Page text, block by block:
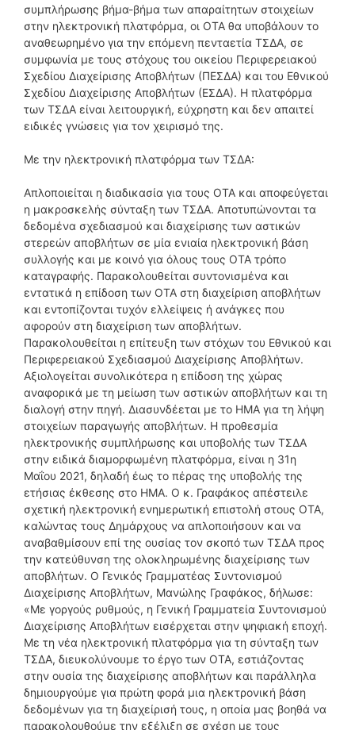
συμπλήρωσης βήμα-βήμα των απαραίτητων στοιχείων
στην ηλεκτρονική πλατφόρμα, οι ΟΤΑ θα υποβάλουν το
αναθεωρημένο για την επόμενη πενταετία ΤΣΔΑ, σε
συμφωνία με τους στόχους του οικείου Περιφερειακού
Σχεδίου Διαχείρισης Αποβλήτων (ΠΕΣΔΑ) και του Εθνικού
Σχεδίου Διαχείρισης Αποβλήτων (ΕΣΔΑ). Η πλατφόρμα
των ΤΣΔΑ είναι λειτουργική, εύχρηστη και δεν απαιτεί
ειδικές γνώσεις για τον χειρισμό της.
Με την ηλεκτρονική πλατφόρμα των ΤΣΔΑ:
Απλοποιείται η διαδικασία για τους ΟΤΑ και αποφεύγεται
η μακροσκελής σύνταξη των ΤΣΔΑ. Αποτυπώνονται τα
δεδομένα σχεδιασμού και διαχείρισης των αστικών
στερεών αποβλήτων σε μία ενιαία ηλεκτρονική βάση
συλλογής και με κοινό για όλους τους ΟΤΑ τρόπο
καταγραφής. Παρακολουθείται συντονισμένα και
εντατικά η επίδοση των ΟΤΑ στη διαχείριση αποβλήτων
και εντοπίζονται τυχόν ελλείψεις ή ανάγκες που
αφορούν στη διαχείριση των αποβλήτων.
Παρακολουθείται η επίτευξη των στόχων του Εθνικού και
Περιφερειακού Σχεδιασμού Διαχείρισης Αποβλήτων.
Αξιολογείται συνολικότερα η επίδοση της χώρας
αναφορικά με τη μείωση των αστικών αποβλήτων και τη
διαλογή στην πηγή. Διασυνδέεται με το ΗΜΑ για τη λήψη
στοιχείων παραγωγής αποβλήτων. Η προθεσμία
ηλεκτρονικής συμπλήρωσης και υποβολής των ΤΣΔΑ
στην ειδικά διαμορφωμένη πλατφόρμα, είναι η 31η
Μαΐου 2021, δηλαδή έως το πέρας της υποβολής της
ετήσιας έκθεσης στο ΗΜΑ. Ο κ. Γραφάκος απέστειλε
σχετική ηλεκτρονική ενημερωτική επιστολή στους ΟΤΑ,
καλώντας τους Δημάρχους να απλοποιήσουν και να
αναβαθμίσουν επί της ουσίας τον σκοπό των ΤΣΔΑ προς
την κατεύθυνση της ολοκληρωμένης διαχείρισης των
αποβλήτων. Ο Γενικός Γραμματέας Συντονισμού
Διαχείρισης Αποβλήτων, Μανώλης Γραφάκος, δήλωσε:
«Με γοργούς ρυθμούς, η Γενική Γραμματεία Συντονισμού
Διαχείρισης Αποβλήτων εισέρχεται στην ψηφιακή εποχή.
Με τη νέα ηλεκτρονική πλατφόρμα για τη σύνταξη των
ΤΣΔΑ, διευκολύνουμε το έργο των ΟΤΑ, εστιάζοντας
στην ουσία της διαχείρισης αποβλήτων και παράλληλα
δημιουργούμε για πρώτη φορά μια ηλεκτρονική βάση
δεδομένων για τη διαχείρισή τους, η οποία μας βοηθά να
παρακολουθούμε την εξέλιξη σε σχέση με τους